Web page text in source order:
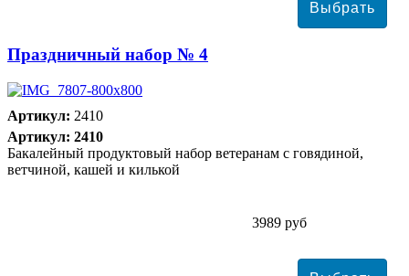
Праздничный набор № 4
Артикул: 2410
Артикул: 2410
Бакалейный продуктовый набор ветеранам с говядиной,
ветчиной, кашей и килькой
3989 руб